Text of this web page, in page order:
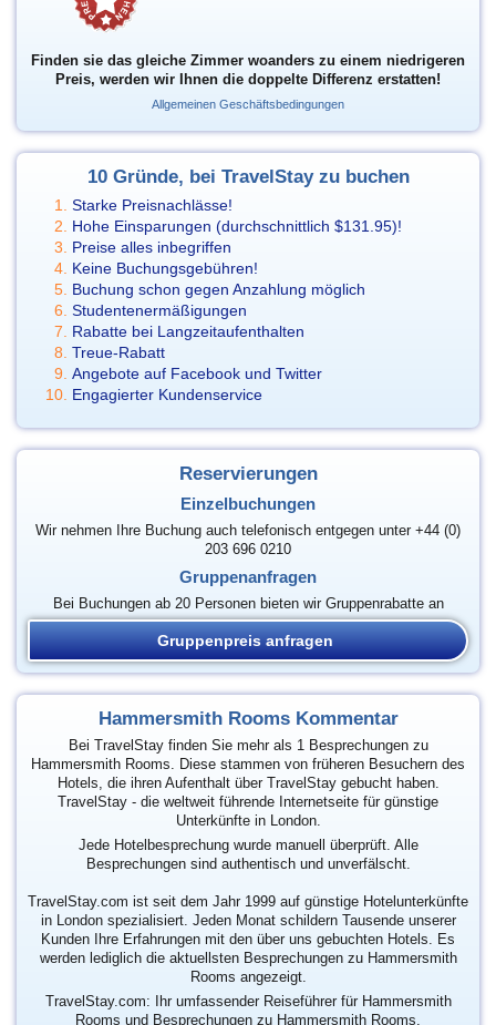
Finden sie das gleiche Zimmer woanders zu einem niedrigeren
Preis, werden wir Ihnen die doppelte Differenz erstatten!
Allgemeinen Geschäftsbedingungen
10 Gründe, bei TravelStay zu buchen
Starke Preisnachlässe!
Hohe Einsparungen (durchschnittlich $131.95)!
Preise alles inbegriffen
Keine Buchungsgebühren!
Buchung schon gegen Anzahlung möglich
Studentenermäßigungen
Rabatte bei Langzeitaufenthalten
Treue-Rabatt
Angebote auf Facebook und Twitter
Engagierter Kundenservice
Reservierungen
Einzelbuchungen
Wir nehmen Ihre Buchung auch telefonisch entgegen unter +44 (0)
203 696 0210
Gruppenanfragen
Bei Buchungen ab 20 Personen bieten wir Gruppenrabatte an
Gruppenpreis anfragen
Hammersmith Rooms Kommentar
Bei TravelStay finden Sie mehr als 1 Besprechungen zu
Hammersmith Rooms. Diese stammen von früheren Besuchern des
Hotels, die ihren Aufenthalt über TravelStay gebucht haben.
TravelStay - die weltweit führende Internetseite für günstige
Unterkünfte in London.
Jede Hotelbesprechung wurde manuell überprüft. Alle
Besprechungen sind authentisch und unverfälscht.
TravelStay.com ist seit dem Jahr 1999 auf günstige Hotelunterkünfte
in London spezialisiert. Jeden Monat schildern Tausende unserer
Kunden Ihre Erfahrungen mit den über uns gebuchten Hotels. Es
werden lediglich die aktuellsten Besprechungen zu Hammersmith
Rooms angezeigt.
TravelStay.com: Ihr umfassender Reiseführer für Hammersmith
Rooms und Besprechungen zu Hammersmith Rooms.